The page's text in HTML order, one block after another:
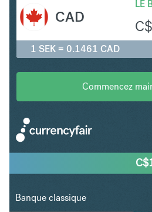
LE
C$
CAD
1 SEK = 0.1461 CAD
Commencez
C$
Banque classique